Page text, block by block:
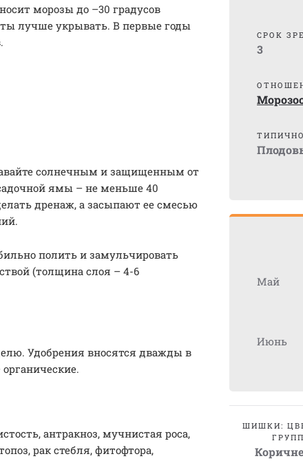
морозы до –30 градусов
лучше укрывать. В первые годы
солнечным и защищенным от
ямы – не меньше 40
дренаж, а засыпают ее смесью
полить и замульчировать
(толщина слоя – 4-6
Удобрения вносятся дважды в
антракноз, мучнистая роса,
рак стебля, фитофтора,
СРОК
3
Май
Июнь
ШИШКИ: